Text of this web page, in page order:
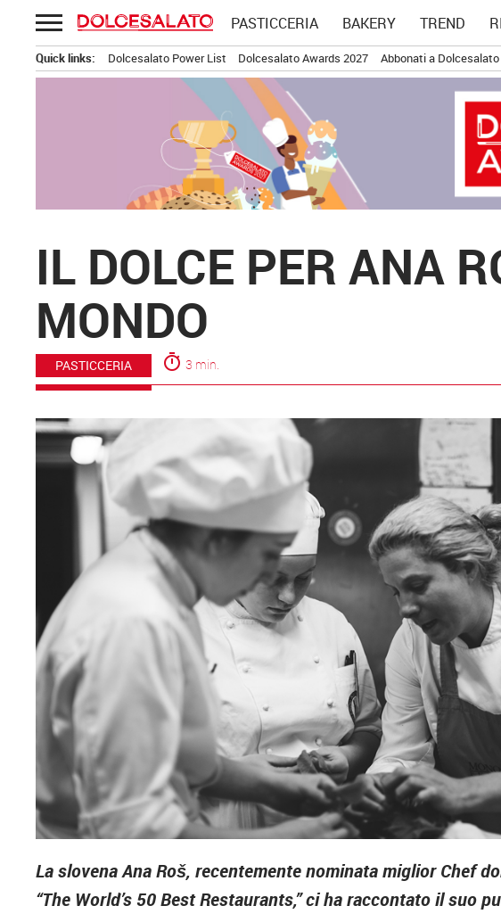
Passa
al
contenuto
PASTICCERIA BAKERY TREND
Quick links: Dolcesalato Power List Dolcesalato Awards 2027 Abbonati a Dolcesalato
IL DOLCE PER ANA
MONDO
PASTICCERIA timer 3 min.
La slovenaAna Roš, recentemente nominata miglior Chef
“The World’s 50 Best Restaurants,” ci ha raccontato il suo